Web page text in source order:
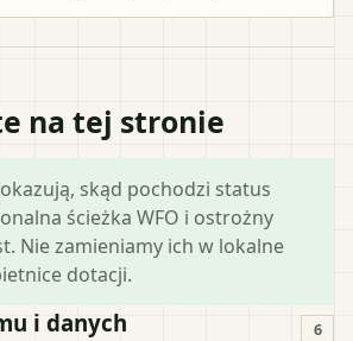
na tej stronie
skąd pochodzi status
ścieżka WFO i ostrożny
Nie zamieniamy ich w lokalne
dotacji.
i danych 6